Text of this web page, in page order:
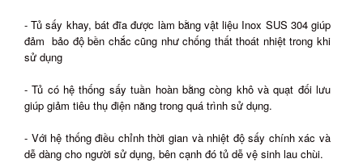
- Tủ sấy khay, bát đĩa được làm bằng vật liệu Inox SUS 304 giúp
đảm bảo độ bền chắc cũng như chống thất thoát nhiệt trong khi
sử dụng
- Tủ có hệ thống sấy tuần hoàn bằng còng khô và quạt đối lưu
giúp giảm tiêu thụ điện năng trong quá trình sử dụng.
- Với hệ thống điều chỉnh thời gian và nhiệt độ sấy chính xác và
dễ dàng cho người sử dụng, bên cạnh đó tủ dễ vệ sinh lau chùi.